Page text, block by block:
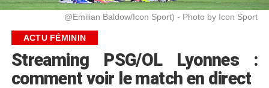
@Emilian Baldow/Icon Sport) - Photo by Icon Sport
ACTU FÉMININ
Streaming PSG/OL Lyonnes :
comment voir le match en direct